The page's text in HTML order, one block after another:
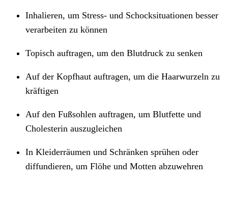
Inhalieren, um Stress- und Schocksituationen besser
verarbeiten zu können
Topisch auftragen, um den Blutdruck zu senken
Auf der Kopfhaut auftragen, um die Haarwurzeln zu
kräftigen
Auf den Fußsohlen auftragen, um Blutfette und
Cholesterin auszugleichen
In Kleiderräumen und Schränken sprühen oder
diffundieren, um Flöhe und Motten abzuwehren